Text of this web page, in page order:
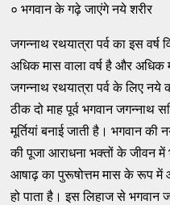
० भगवान के गढ़े जाएंगे नये शरीर
जगन्नाथ रथयात्रा पर्व का इस
अधिक मास वाला वर्ष है और
जगन्नाथ रथयात्रा पर्व के लिए
ठीक दो माह पूर्व भगवान जगन्नाथ
मूर्तियां बनाई जाती है। भगवान
की पूजा आराधना भक्तों के जीवन में
आषाढ़ का पुरूषोत्तम मास के रूप में
हो पाता है। इस लिहाज से भगवान